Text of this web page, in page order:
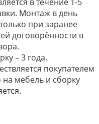
Монтаж в день
при заранее
договорённости в
– 3 года.
покупателем
мебель и сборку